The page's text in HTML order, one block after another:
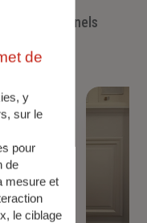
professionnels
de
y
sur le
pour
de
mesure et
le ciblage